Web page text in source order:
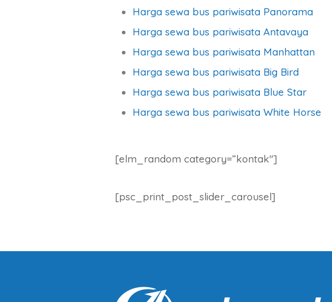
Harga sewa bus pariwisata Panorama
Harga sewa bus pariwisata Antavaya
Harga sewa bus pariwisata Manhattan
Harga sewa bus pariwisata Big Bird
Harga sewa bus pariwisata Blue Star
Harga sewa bus pariwisata White Horse
[elm_random category=”kontak″]
[psc_print_post_slider_carousel]